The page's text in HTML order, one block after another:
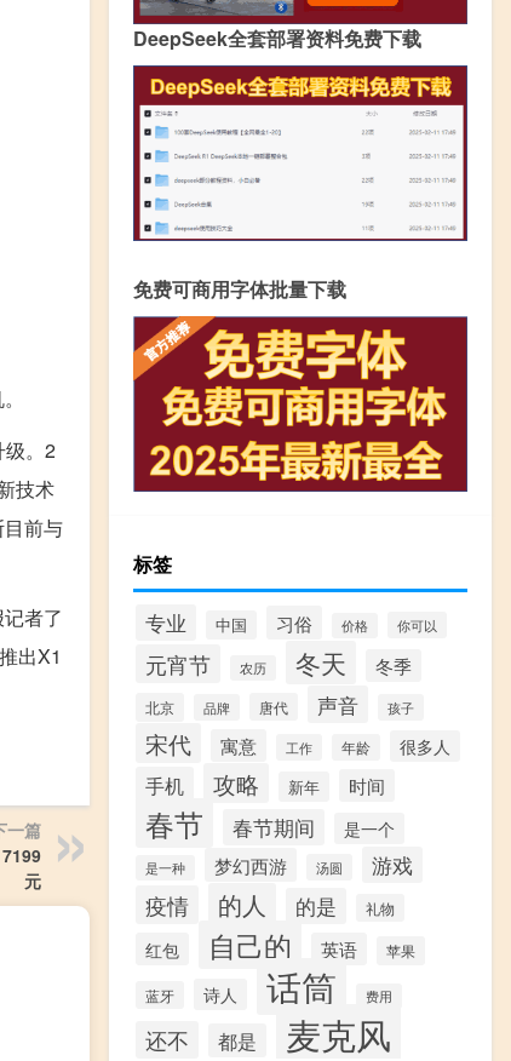
级。2
技术
前与
者了
出X1
一篇
元
DeepSeek全套部署资料免费下载
免费可商用字体批量下载
标签
专业 中国 习俗 价格 你可以
元宵节 农历 冬天 冬季
北京 品牌 唐代 声音 孩子
宋代 寓意 工作 年龄 很多人
手机 攻略 新年 时间
春节 春节期间 是一个
是一种 梦幻西游 汤圆 游戏
疫情 的人 的是 礼物
红包 自己的 英语 苹果
蓝牙 诗人 话筒 费用
还不 都是 麦克风